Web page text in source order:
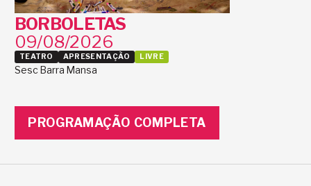
BORBOLETAS
09/08/2026
TEATRO APRESENTAÇÃO LIVRE
Sesc Barra Mansa
PROGRAMAÇÃO COMPLETA